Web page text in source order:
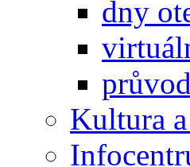
dny
Kultura